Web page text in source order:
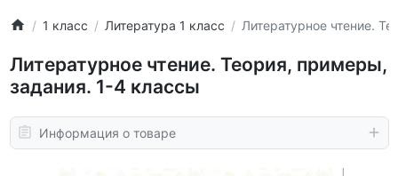
1 класс Литература 1 класс Литературное чтение.
Литературное чтение. Теория, примеры,
задания. 1-4 классы
Информация о товаре